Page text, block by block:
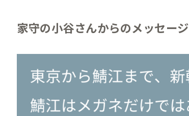
家守の小谷さんからのメッセージ